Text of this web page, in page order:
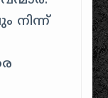
നിന്ന്